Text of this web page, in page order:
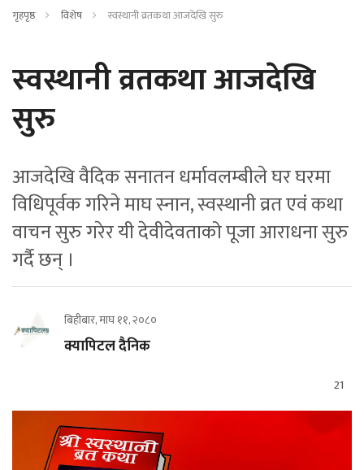
गृहपृष्ठ विशेष स्वस्थानी व्रतकथा आजदेखि सुरु
स्वस्थानी व्रतकथा आजदेखि
सुरु
आजदेखि वैदिक सनातन धर्मावलम्बीले घर घरमा
विधिपूर्वक गरिने माघ स्नान, स्वस्थानी व्रत एवं कथा
वाचन सुरु गरेर यी देवीदेवताको पूजा आराधना सुरु
गर्दै छन् ।
बिहीबार, माघ ११, २०८०
क्यापिटल दैनिक
21